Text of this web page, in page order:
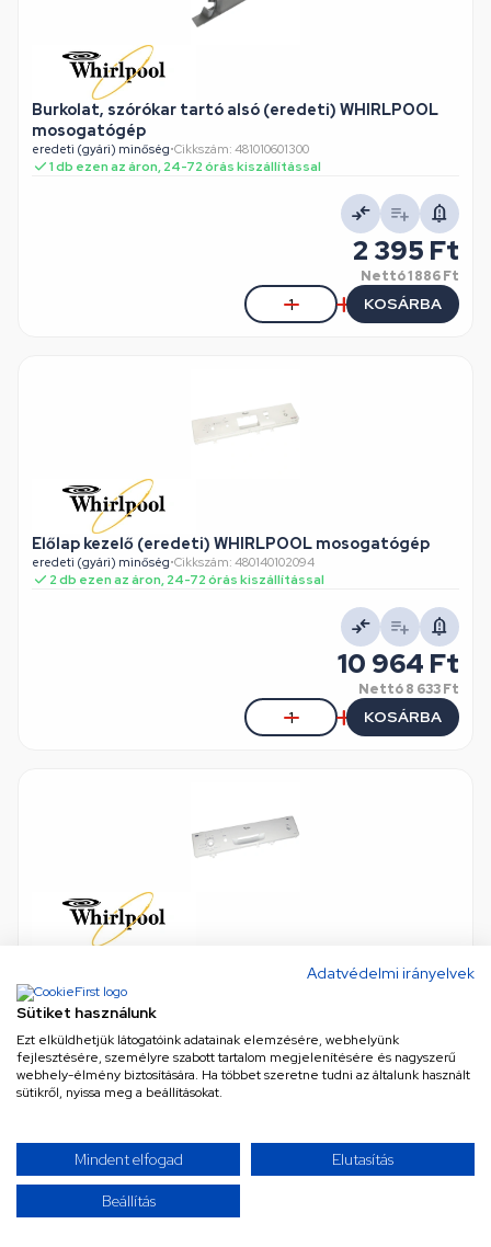
Adatvédelmi irányelvek
Sütiket használunk
Ezt elküldhetjük látogatóink adatainak elemzésére, webhelyünk
fejlesztésére, személyre szabott tartalom megjelenítésére és nagyszerű
webhely-élmény biztosítására. Ha többet szeretne tudni az általunk használt
sütikről, nyissa meg a beállításokat.
Mindent elfogad Elutasítás
Beállítás
Burkolat, szórókar tartó alsó (eredeti) WHIRLPOOL
mosogatógép
eredeti (gyári) minőség•Cikkszám: 481010601300
1 db ezen az áron, 24-72 órás kiszállítással
2 395 Ft
Nettó1 886 Ft
KOSÁRBA
Előlap kezelő (eredeti) WHIRLPOOL mosogatógép
eredeti (gyári) minőség•Cikkszám: 480140102094
2 db ezen az áron, 24-72 órás kiszállítással
10 964 Ft
Nettó8 633 Ft
KOSÁRBA
1 db ezen az áron, 24-72 órás kiszállítással
24 930 Ft